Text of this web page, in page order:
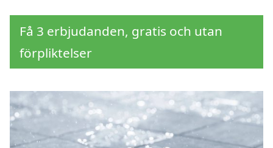
Få 3 erbjudanden, gratis och utan
förpliktelser